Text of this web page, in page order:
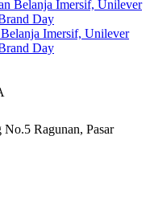
Imersif, Unilever
Day
Ragunan, Pasar